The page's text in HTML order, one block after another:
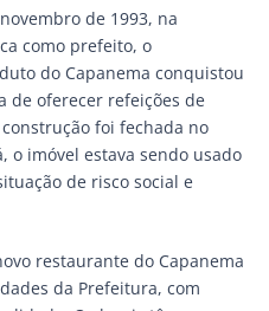
de 1993, na
como prefeito, o
do Capanema conquistou
de oferecer refeições de
foi fechada no
o imóvel estava sendo usado
de risco social e
restaurante do Capanema
da Prefeitura, com